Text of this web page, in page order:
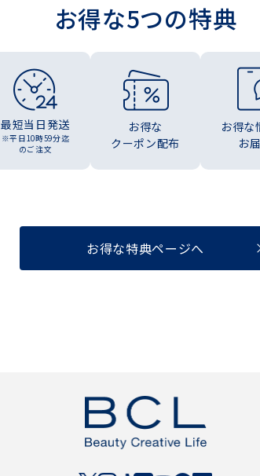
お得な5つの特典
最短当日発送
※平日10時59分迄
のご注文
お得な
クーポン配布
お得な
お
お得な特典ページへ